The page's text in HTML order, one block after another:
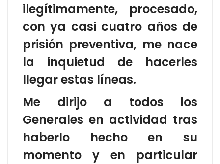
ilegítimamente, procesado,
con ya casi cuatro años de
prisión preventiva, me nace
la inquietud de hacerles
llegar estas líneas.
Me dirijo a todos los
Generales en actividad tras
haberlo hecho en su
momento y en particular